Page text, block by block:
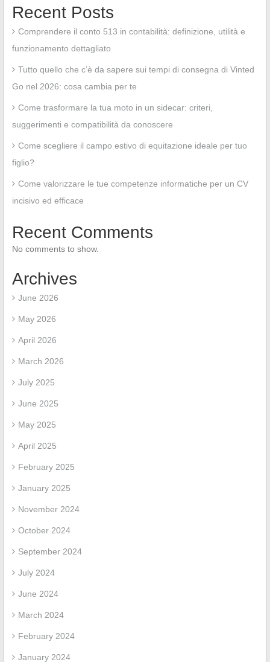
Recent Posts
Comprendere il conto 513 in contabilità: definizione, utilità e
funzionamento dettagliato
Tutto quello che c’è da sapere sui tempi di consegna di Vinted
Go nel 2026: cosa cambia per te
Come trasformare la tua moto in un sidecar: criteri,
suggerimenti e compatibilità da conoscere
Come scegliere il campo estivo di equitazione ideale per tuo
figlio?
Come valorizzare le tue competenze informatiche per un CV
incisivo ed efficace
Recent Comments
No comments to show.
Archives
June 2026
May 2026
April 2026
March 2026
July 2025
June 2025
May 2025
April 2025
February 2025
January 2025
November 2024
October 2024
September 2024
July 2024
June 2024
March 2024
February 2024
January 2024